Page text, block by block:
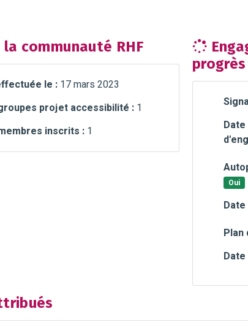
communauté RHF
le :17 mars 2023
projet accessibilité :1
inscrits :1
progrès
Oui
Plan